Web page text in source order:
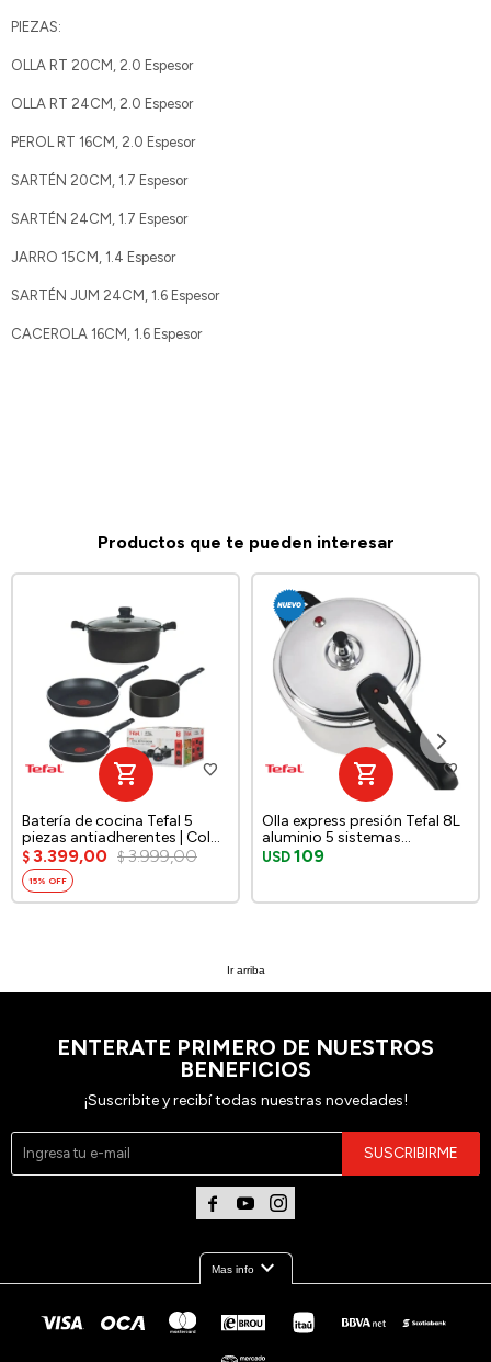
PIEZAS:
OLLA RT 20CM, 2.0 Espesor
OLLA RT 24CM, 2.0 Espesor
PEROL RT 16CM, 2.0 Espesor
SARTÉN 20CM, 1.7 Espesor
SARTÉN 24CM, 1.7 Espesor
JARRO 15CM, 1.4 Espesor
SARTÉN JUM 24CM, 1.6 Espesor
CACEROLA 16CM, 1.6 Espesor
Productos que te pueden interesar
Batería de cocina Tefal 5
piezas antiadherentes | Color
negro.
$ 3.399,00 $ 3.999,00
15
Olla express presión Tefal 8L
aluminio 5 sistemas
seguridad c/tapa
USD 109
Ir arriba
ENTERATE PRIMERO DE NUESTROS
BENEFICIOS
¡Suscribite y recibí todas nuestras novedades!
SUSCRIBIRME
  
Mas infoexpand_more